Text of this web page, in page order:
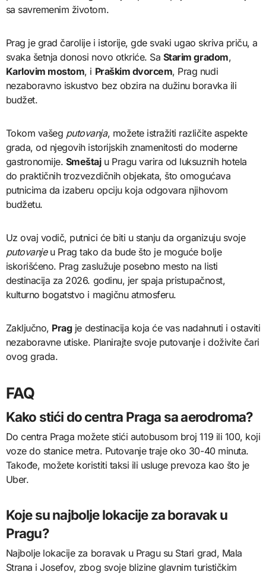
sa savremenim životom.
Prag je grad čarolije i istorije, gde svaki ugao skriva priču, a
svaka šetnja donosi novo otkriće. Sa Starim gradom,
Karlovim mostom, i Praškim dvorcem, Prag nudi
nezaboravno iskustvo bez obzira na dužinu boravka ili
budžet.
Tokom vašeg putovanja, možete istražiti različite aspekte
grada, od njegovih istorijskih znamenitosti do moderne
gastronomije. Smeštaju Pragu varira od luksuznih hotela
do praktičnih trozvezdičnih objekata, što omogućava
putnicima da izaberu opciju koja odgovara njihovom
budžetu.
Uz ovaj vodič, putnici će biti u stanju da organizuju svoje
putovanjeu Prag tako da bude što je moguće bolje
iskorišćeno. Prag zaslužuje posebno mesto na listi
destinacija za 2026. godinu, jer spaja pristupačnost,
kulturno bogatstvo i magičnu atmosferu.
Zaključno, Pragje destinacija koja će vas nadahnuti i ostaviti
nezaboravne utiske. Planirajte svoje putovanje i doživite čari
ovog grada.
FAQ
Kako stići do centra Praga sa aerodroma?
Do centra Praga možete stići autobusom broj 119 ili 100, koji
voze do stanice metra. Putovanje traje oko 30-40 minuta.
Takođe, možete koristiti taksi ili usluge prevoza kao što je
Uber.
Koje su najbolje lokacije za boravak u
Pragu?
Najbolje lokacije za boravak u Pragu su Stari grad, Mala
Strana i Josefov, zbog svoje blizine glavnim turističkim